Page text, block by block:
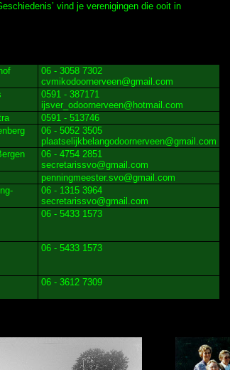
vind je verenigingen die ooit in
06 - 3058 7302
cvmikodoornerveen@gmail.com
0591 - 387171
ijsver_odoornerveen@hotmail.com
0591 - 513746
06 - 5052 3505
plaatselijkbelangodoornerveen@gmail.com
06 - 4754 2851
secretarissvo@gmail.com
penningmeester.svo@gmail.com
06 - 1315 3964
secretarissvo@gmail.com
06 - 5433 1573
06 - 5433 1573
06 - 3612 7309